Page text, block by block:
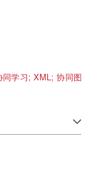
同学习;XML;协同图